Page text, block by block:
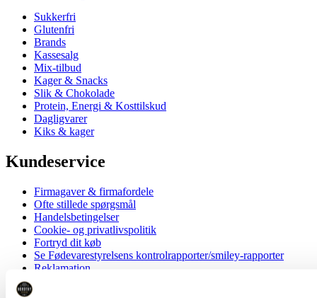
Sukkerfri
Glutenfri
Brands
Kassesalg
Mix-tilbud
Kager & Snacks
Slik & Chokolade
Protein, Energi & Kosttilskud
Dagligvarer
Kiks & kager
Kundeservice
Firmagaver & firmafordele
Ofte stillede spørgsmål
Handelsbetingelser
Cookie- og privatlivspolitik
Fortryd dit køb
Se Fødevarestyrelsens kontrolrapporter/smiley-rapporter
Reklamation